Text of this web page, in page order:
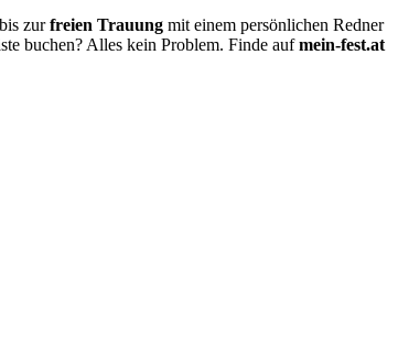
zurfreien Trauungmit einem persönlichen Redner
buchen? Alles kein Problem. Finde aufmein-fest.at